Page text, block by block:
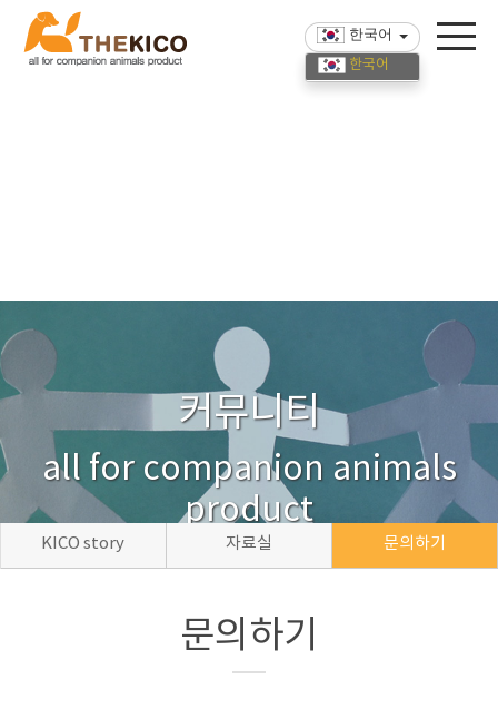
한국어
한국어
커뮤니티
all for companion animals
product
KICO story 자료실 문의하기
문의하기